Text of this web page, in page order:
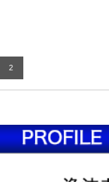
2